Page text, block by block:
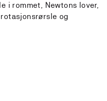
i rommet, Newtons lover,
og